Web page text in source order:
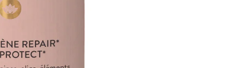
: B6, B3, biotine pure.
actives : K2 MK7 micro-encapsulée, complexe
A bioactive et bêta-carotène.